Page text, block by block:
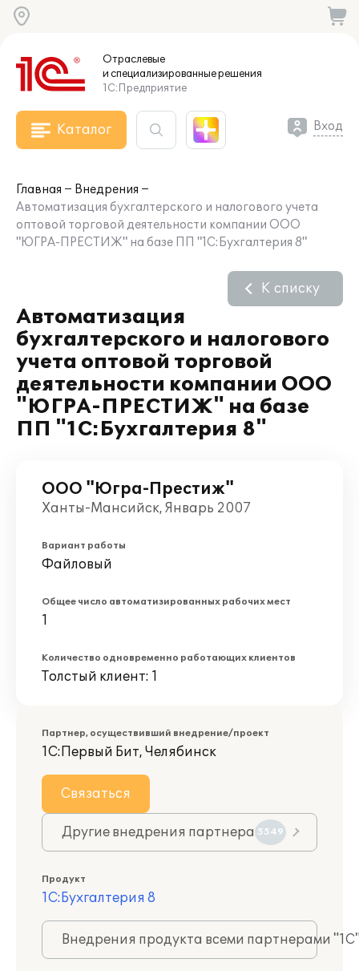
Отраслевые
и специализированныерешения
1С:Предприятие
Каталог Вход
Главная
Внедрения
Автоматизация бухгалтерского и налогового учета
оптовой торговой деятельности компании ООО
"ЮГРА-ПРЕСТИЖ" на базе ПП "1С:Бухгалтерия 8"
Автоматизация
бухгалтерского и налогового
учета оптовой торговой
деятельности компании ООО
"ЮГРА-ПРЕСТИЖ" на базе
ПП "1С:Бухгалтерия 8"
К списку
ООО "Югра-Престиж"
Ханты-Мансийск, Январь 2007
Вариант работы
Файловый
Общее число автоматизированных рабочих мест
1
Количество одновременно работающих клиентов
Толстый клиент: 1
Партнер, осуществивший внедрение/проект
1С:Первый Бит, Челябинск
Связаться
Другие внедрения партнера 5549
Продукт
1С:Бухгалтерия 8
Внедрения продукта всеми партнерами